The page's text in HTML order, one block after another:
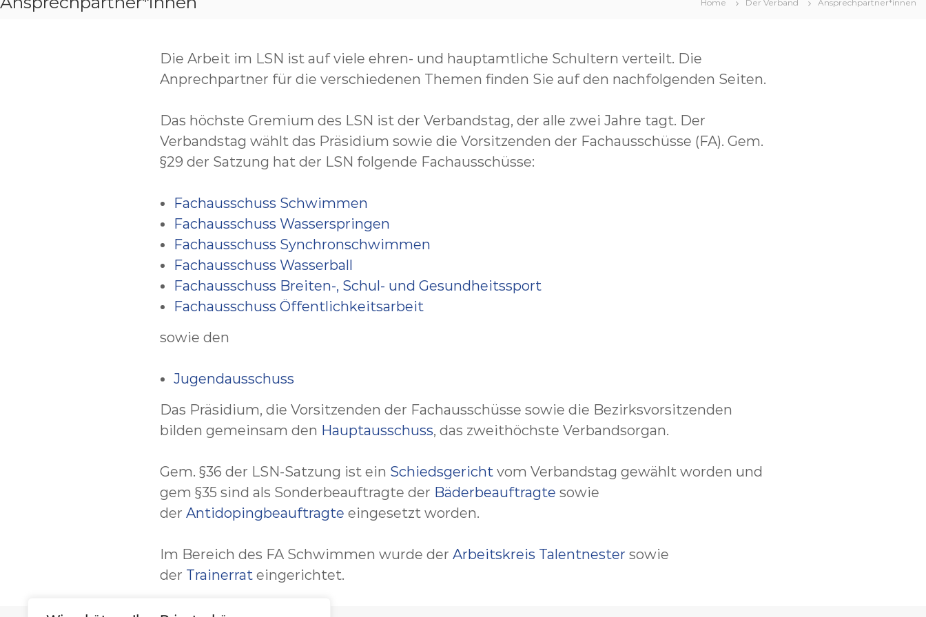
Home Der Verband Ansprechpartner*innen
Die Arbeit im LSN ist auf viele ehren- und hauptamtliche Schultern verteilt. Die
Anprechpartner für die verschiedenen Themen finden Sie auf den nachfolgenden Seiten.
Das höchste Gremium des LSN ist der Verbandstag, der alle zwei Jahre tagt. Der
Verbandstag wählt das Präsidium sowie die Vorsitzenden der Fachausschüsse (FA). Gem.
§29 der Satzung hat der LSN folgende Fachausschüsse:
Fachausschuss Schwimmen
Fachausschuss Wasserspringen
Fachausschuss Synchronschwimmen
Fachausschuss Wasserball
Fachausschuss Breiten-, Schul- und Gesundheitssport
Fachausschuss Öffentlichkeitsarbeit
sowie den
Jugendausschuss
Das Präsidium, die Vorsitzenden der Fachausschüsse sowie die Bezirksvorsitzenden
bilden gemeinsam den Hauptausschuss, das zweithöchste Verbandsorgan.
Gem. §36 der LSN-Satzung ist ein Schiedsgerichtvom Verbandstag gewählt worden und
gem §35 sind als Sonderbeauftragte der Bäderbeauftragte sowie
der Antidopingbeauftragte eingesetzt worden.
Im Bereich des FA Schwimmen wurde der Arbeitskreis Talentnester sowie
der Trainerrateingerichtet.